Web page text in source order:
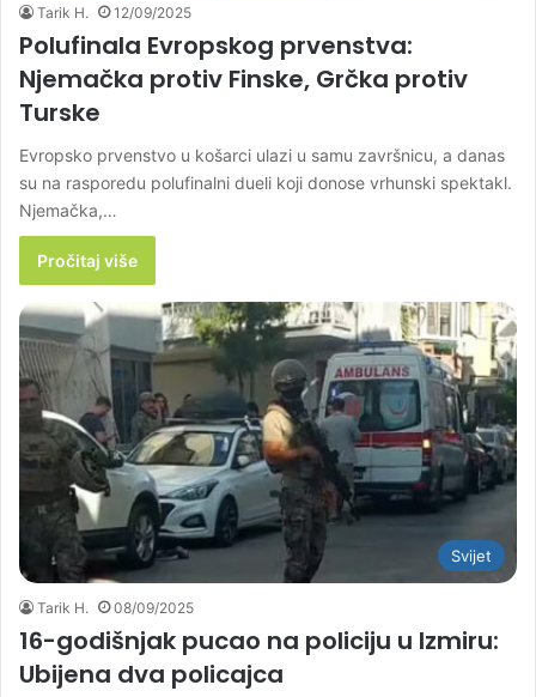
Tarik H. 12/09/2025
Polufinala Evropskog prvenstva:
Njemačka protiv Finske, Grčka protiv
Turske
Evropsko prvenstvo u košarci ulazi u samu završnicu, a danas
su na rasporedu polufinalni dueli koji donose vrhunski spektakl.
Njemačka,…
Pročitaj više
Svijet
Tarik H. 08/09/2025
16-godišnjak pucao na policiju u Izmiru:
Ubijena dva policajca